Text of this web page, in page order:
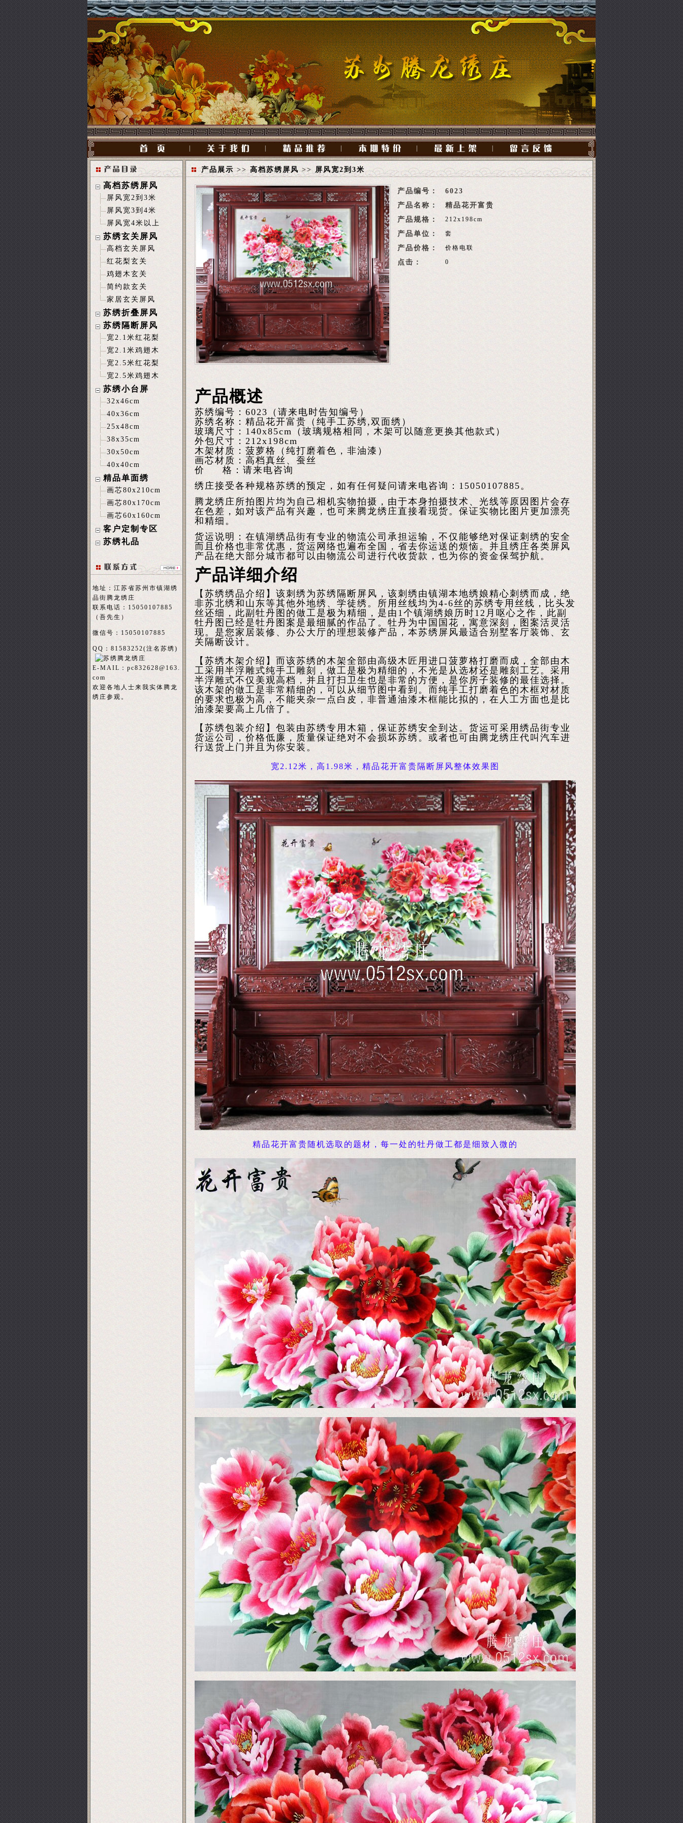
高档苏绣屏风
屏风宽2到3米
屏风宽3到4米
屏风宽4米以上
苏绣玄关屏风
高档玄关屏风
红花梨玄关
鸡翅木玄关
简约款玄关
家居玄关屏风
苏绣折叠屏风
苏绣隔断屏风
宽2.1米红花梨
宽2.1米鸡翅木
宽2.5米红花梨
宽2.5米鸡翅木
苏绣小台屏
32x46cm
40x36cm
25x48cm
38x35cm
30x50cm
40x40cm
精品单面绣
画芯80x210cm
画芯80x170cm
画芯60x160cm
客户定制专区
苏绣礼品
地址：江苏省苏州市镇湖绣
品街腾龙绣庄
联系电话：15050107885
（吾先生）
微信号：15050107885
QQ：81583252(注名 苏绣)
E-MAIL： pc832628@163.
com
欢迎各地人士来我实体腾龙
绣庄参观。
产品展示>>高档苏绣屏风>> 屏风宽2到3米
产品编号：
6023
产品名称：
精品花开富贵
产品规格：
212x198cm
产品单位： 套
产品价格： 价格电联
点击： 0
产品概述
苏绣编号：6023（请来电时告知编号）
苏绣名称：精品花开富贵（纯手工苏绣,双面绣）
玻璃尺寸：140x85cm（玻璃规格相同，木架可以随意更换其他款式）
外包尺寸：212x198cm
木架材质：菠萝格（纯打磨着色，非油漆）
画芯材质：高档真丝、蚕丝
价 格：请来电咨询
绣庄接受各种规格苏绣的预定，如有任何疑问请来电咨询：15050107885。
腾龙绣庄所拍图片均为自己相机实物拍摄，由于本身拍摄技术、光线等原因图片会存
在色差，如对该产品有兴趣，也可来腾龙绣庄直接看现货。保证实物比图片更加漂亮
和精细。
货运说明：在镇湖绣品街有专业的物流公司承担运输，不仅能够绝对保证刺绣的安全
而且价格也非常优惠，货运网络也遍布全国，省去你运送的烦恼。并且绣庄各类屏风
产品在绝大部分城市都可以由物流公司进行代收货款，也为你的资金保驾护航。
产品详细介绍
【苏绣绣品介绍】该刺绣为苏绣隔断屏风，该刺绣由镇湖本地绣娘精心刺绣而成，绝
非苏北绣和山东等其他外地绣、学徒绣。所用丝线均为4-6丝的苏绣专用丝线，比头发
丝还细，此副牡丹图的做工是极为精细，是由1个镇湖绣娘历时12月呕心之作，此副
牡丹图已经是牡丹图案是最细腻的作品了。牡丹为中国国花，寓意深刻，图案活灵活
现。是您家居装修、办公大厅的理想装修产品，本苏绣屏风最适合别墅客厅装饰、玄
关隔断设计。
【苏绣木架介绍】而该苏绣的木架全部由高级木匠用进口菠萝格打磨而成，全部由木
工采用半浮雕式纯手工雕刻，做工是极为精细的，不光是从选材还是雕刻工艺。采用
半浮雕式不仅美观高档，并且打扫卫生也是非常的方便，是你房子装修的最佳选择。
该木架的做工是非常精细的，可以从细节图中看到。而纯手工打磨着色的木框对材质
的要求也极为高，不能夹杂一点白皮，非普通油漆木框能比拟的，在人工方面也是比
油漆架要高上几倍了。
【苏绣包装介绍】包装由苏绣专用木箱，保证苏绣安全到达。货运可采用绣品街专业
货运公司，价格低廉，质量保证绝对不会损坏苏绣。或者也可由腾龙绣庄代叫汽车进
行送货上门并且为你安装。
宽2.12米，高1.98米， 精品花开富贵隔断屏风整体效果图
精品花开富贵随机选取的题材，每一处的牡丹做工都是细致入微的